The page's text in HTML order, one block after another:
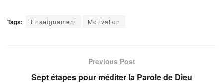
Tags: Enseignement Motivation
Previous Post
Sept étapes pour méditer la Parole de Dieu